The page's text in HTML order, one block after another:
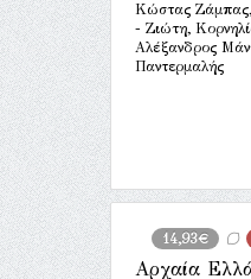
Κώστας Ζάμπας,
- Ζιώτη,
Αλέξανδρος
Παντερμαλής
14,93€
Αρχαία